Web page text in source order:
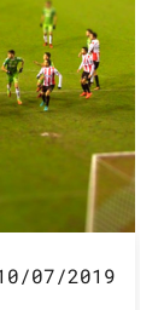
07/2019